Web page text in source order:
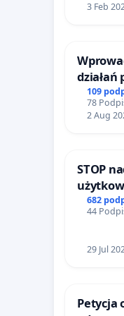
ich
budowa
Co
stały
ich
3 Feb
działań
109
78
2 Aug
STOP
ogrody
682
44
29 Jul
Petycja